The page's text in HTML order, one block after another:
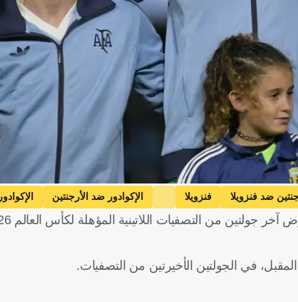
ضد فنزويلا فنزويلا الإكوادور ضد الأرجنتين
الإكوادور
جولتين من التصفيات اللاتينية المؤهلة لكأس العالم 2026.